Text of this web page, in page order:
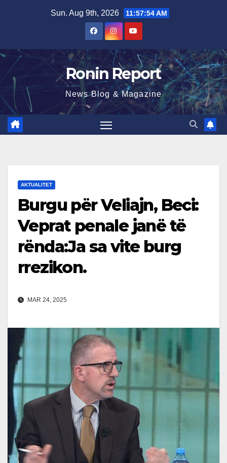
Sun. Aug 9th, 2026 11:57:55 AM
Ronin Report
News Blog & Magazine
AKTUALITET
Burgu për Veliajn, Beci:
Veprat penale janë të
rënda:Ja sa vite burg
rrezikon.
MAR 24, 2025